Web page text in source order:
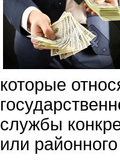
которые
службы
или